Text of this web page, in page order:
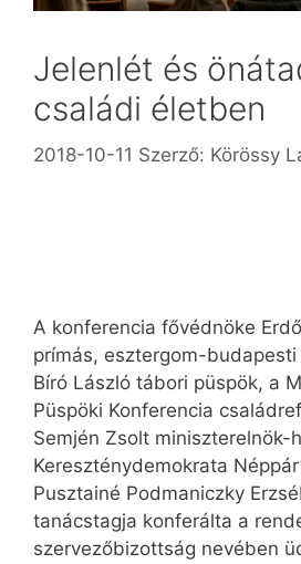
Jelenlét és
családi életben
2018-10-11 Szerző: Körössy
A konferencia fővédnöke
prímás, esztergom-
Bíró László tábori püspök, a
Püspöki Konferencia
Semjén Zsolt miniszterelnök-
Kereszténydemokrata
Pusztainé Podmaniczky
tanácstagja konferálta a
szervezőbizottság nevében